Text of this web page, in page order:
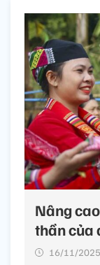
Nâng
thần của
16/11/2025